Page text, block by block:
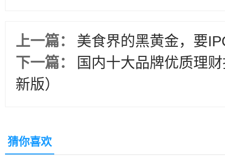
上一篇：
美食界的黑黄金，要
下一篇：
国内十大品牌优质理
新版）
猜你喜欢